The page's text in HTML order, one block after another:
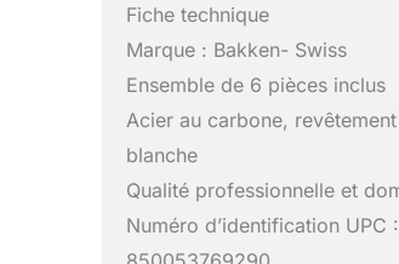
Fiche technique
Marque : Bakken- Swiss
Ensemble de 6 pièces inclus
Acier au carbone,
blanche
Qualité professionnelle et
Numéro d’identification UPC :